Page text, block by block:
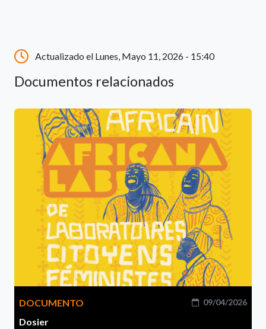
Actualizado el Lunes, Mayo 11, 2026 - 15:40
Documentos relacionados
DOCUMENTO 09/04/2026
Dosier